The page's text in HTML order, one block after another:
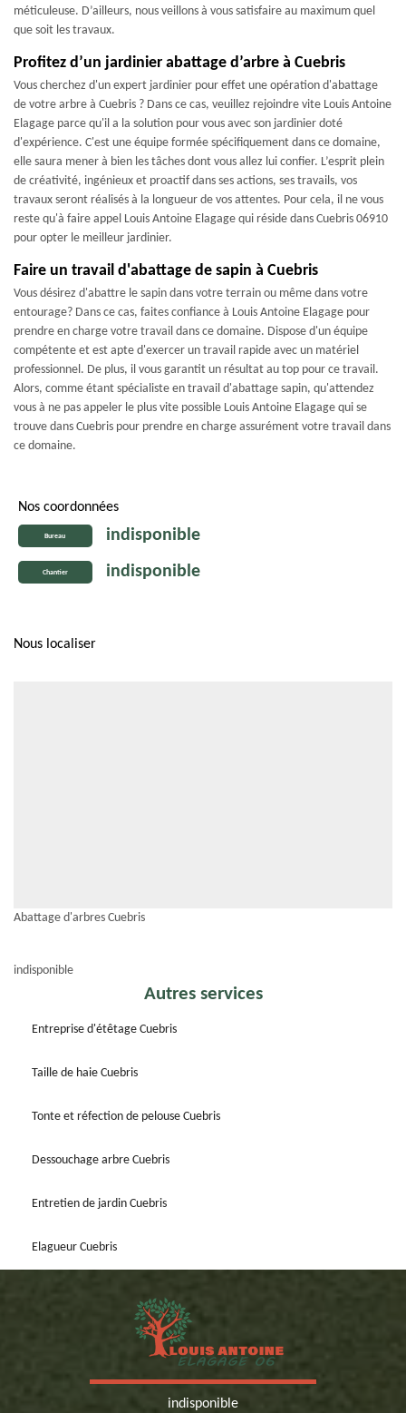
méticuleuse. D’ailleurs, nous veillons à vous satisfaire au maximum quel
que soit les travaux.
Profitez d’un jardinier abattage d’arbre à Cuebris
Vous cherchez d'un expert jardinier pour effet une opération d'abattage
de votre arbre à Cuebris ? Dans ce cas, veuillez rejoindre vite Louis Antoine
Elagage parce qu'il a la solution pour vous avec son jardinier doté
d'expérience. C'est une équipe formée spécifiquement dans ce domaine,
elle saura mener à bien les tâches dont vous allez lui confier. L’esprit plein
de créativité, ingénieux et proactif dans ses actions, ses travails, vos
travaux seront réalisés à la longueur de vos attentes. Pour cela, il ne vous
reste qu'à faire appel Louis Antoine Elagage qui réside dans Cuebris 06910
pour opter le meilleur jardinier.
Faire un travail d'abattage de sapin à Cuebris
Vous désirez d'abattre le sapin dans votre terrain ou même dans votre
entourage? Dans ce cas, faites confiance à Louis Antoine Elagage pour
prendre en charge votre travail dans ce domaine. Dispose d'un équipe
compétente et est apte d'exercer un travail rapide avec un matériel
professionnel. De plus, il vous garantit un résultat au top pour ce travail.
Alors, comme étant spécialiste en travail d'abattage sapin, qu'attendez
vous à ne pas appeler le plus vite possible Louis Antoine Elagage qui se
trouve dans Cuebris pour prendre en charge assurément votre travail dans
ce domaine.
Nos coordonnées
Bureau indisponible
Chantier indisponible
Nous localiser
Abattage d'arbres Cuebris
indisponible
Autres services
Entreprise d'étêtage Cuebris
Taille de haie Cuebris
Tonte et réfection de pelouse Cuebris
Dessouchage arbre Cuebris
Entretien de jardin Cuebris
Elagueur Cuebris
indisponible